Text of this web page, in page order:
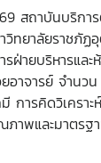
สถาบันบริกา
วิทยาลัยราช
ายบริหารแล
อาจารย์ จำน
คมี การคิดวิเค
าพและมาตรฐ